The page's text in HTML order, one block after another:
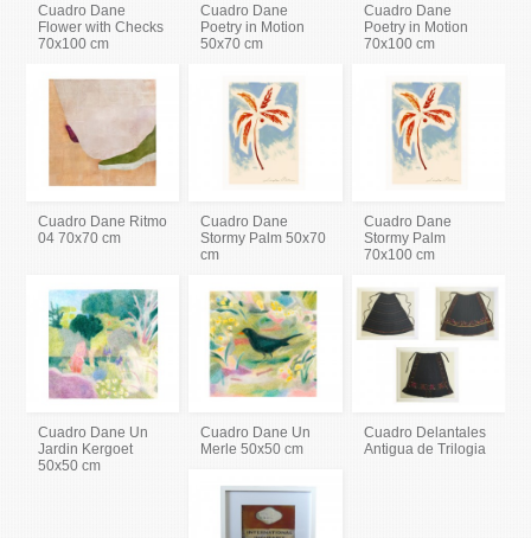
Cuadro Dane
Flower with Checks
70x100 cm
Cuadro Dane
Poetry in Motion
50x70 cm
Cuadro Dane
Poetry in Motion
70x100 cm
Cuadro Dane Ritmo
04 70x70 cm
Cuadro Dane
Stormy Palm 50x70
cm
Cuadro Dane
Stormy Palm
70x100 cm
Cuadro Dane Un
Jardin Kergoet
50x50 cm
Cuadro Dane Un
Merle 50x50 cm
Cuadro Delantales
Antigua de Trilogia